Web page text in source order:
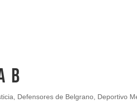
B
Defensores de Belgrano Deportivo